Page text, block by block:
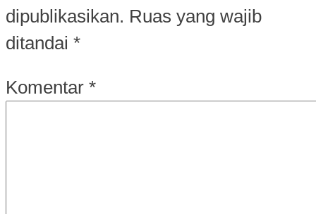
dipublikasikan. Ruas yang wajib
ditandai *
Komentar *